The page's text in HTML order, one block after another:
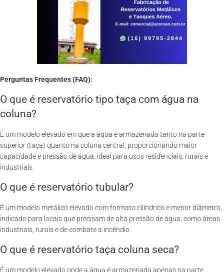
Perguntas Frequentes (FAQ):
O que é reservatório tipo taça com água na
coluna?
É um modelo elevado em que a água é armazenada tanto na parte
superior (taça) quanto na coluna central, proporcionando maior
capacidade e pressão de água, ideal para usos residenciais, rurais e
industriais.
O que é reservatório tubular?
É um modelo metálico elevado com formato cilíndrico e menor diâmetro,
indicado para locais que precisam de alta pressão de água, como áreas
industriais, rurais e de combate a incêndio.
O que é reservatório taça coluna seca?
É um modelo elevado onde a água é armazenada apenas na parte